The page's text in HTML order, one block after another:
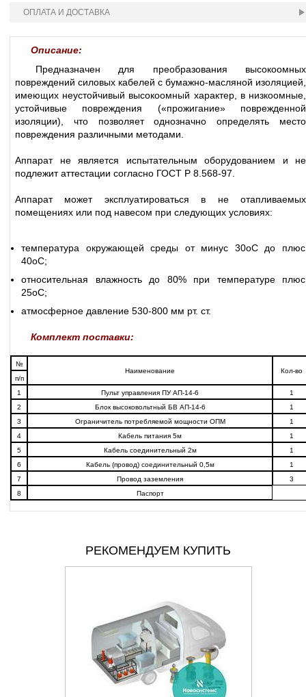
ОПЛАТА И ДОСТАВКА
Описание:
Предназначен для преобразования высокоомных
повреждений силовых кабелей с бумажно-масляной изоляцией,
имеющих неустойчивый высокоомный характер, в низкоомные,
устойчивые повреждения («прожигание» поврежденной
изоляции), что позволяет однозначно определять место
повреждения различными методами.
Аппарат не является испытательным оборудованием и не
подлежит аттестации согласно ГОСТ Р 8.568-97.
Аппарат может эксплуатироваться в не отапливаемых
помещениях или под навесом при следующих условиях:
температура окружающей среды от минус 30оС до плюс
40оС;
относительная влажность до 80% при температуре плюс
25оС;
атмосферное давление 530-800 мм рт. ст.
Комплект поставки:
№
Наименование
Кол-во
п/п
1
Пульт управления ПУ АП-14-6
1
2
Блок высоковольтный БВ АП-14-6
1
3
Ограничитель потребляемой мощности ОПМ
1
4
Кабель питания 5м
1
5
Кабель соединительный 2м
1
6
Кабель (провод) соединительный 0,5м
1
7
Провод заземления
3
8
Паспорт
РЕКОМЕНДУЕМ КУПИТЬ